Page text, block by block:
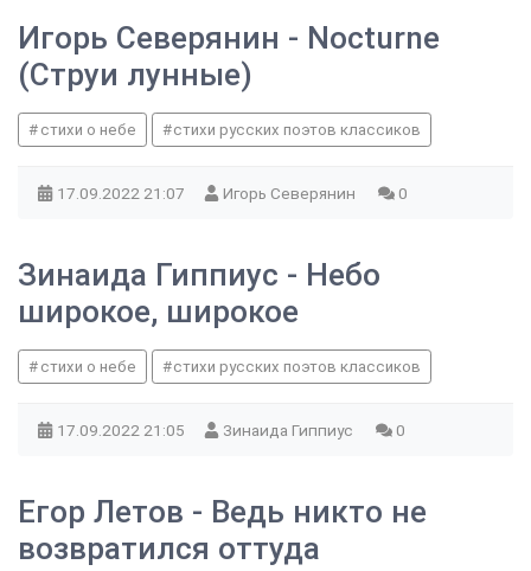
Игорь Северянин - Nocturne
(Струи лунные)
стихи о небе стихи русских поэтов классиков
17.09.2022 21:07 Игорь Северянин 0
Зинаида Гиппиус - Небо
широкое, широкое
стихи о небе стихи русских поэтов классиков
17.09.2022 21:05 Зинаида Гиппиус 0
Егор Летов - Ведь никто не
возвратился оттуда